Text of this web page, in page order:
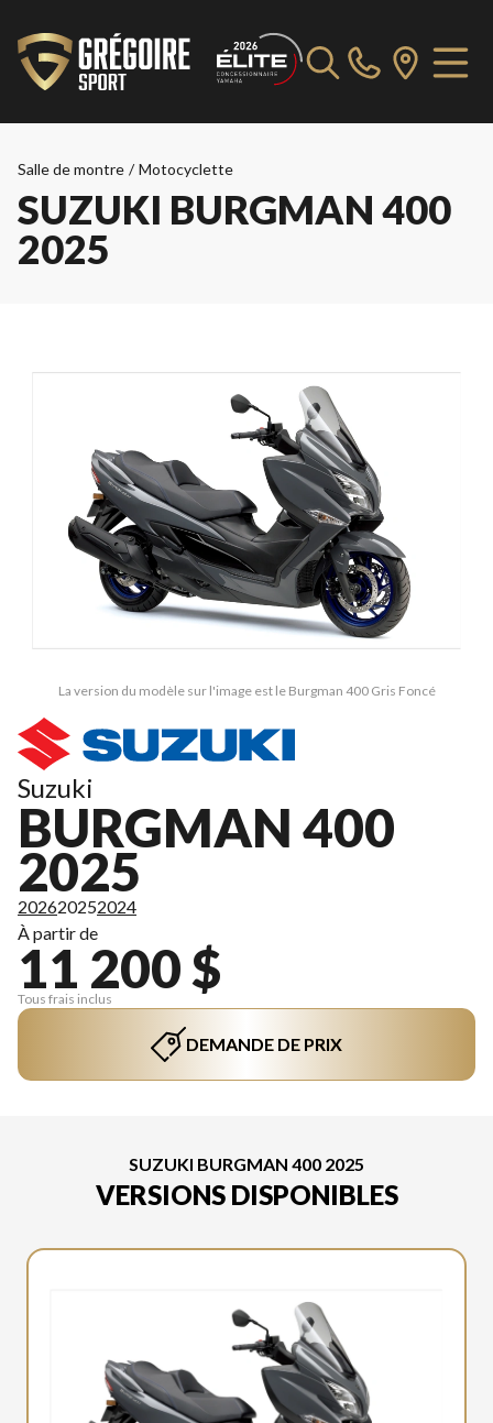
Salle de montre / Motocyclette
SUZUKI BURGMAN 400
2025
La version du modèle sur l'image est le Burgman 400 Gris Foncé
Suzuki
BURGMAN 400
2025
202620252024
À partir de
11 200 $
Tous frais inclus
DEMANDE DE PRIX
SUZUKI BURGMAN 400 2025
VERSIONS DISPONIBLES